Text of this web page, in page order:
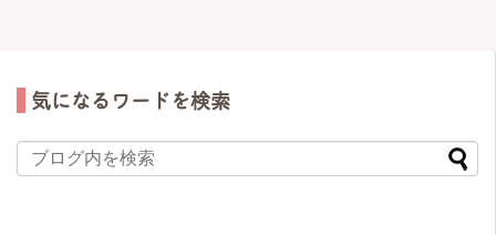
気になるワードを検索